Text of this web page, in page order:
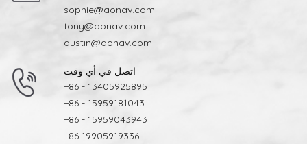
sophie@aonav.com
tony@aonav.com
austin@aonav.com
اتصل في أي وقت
+86 - 13405925895
+86 - 15959181043
+86 - 15959043943
+86-19905919336